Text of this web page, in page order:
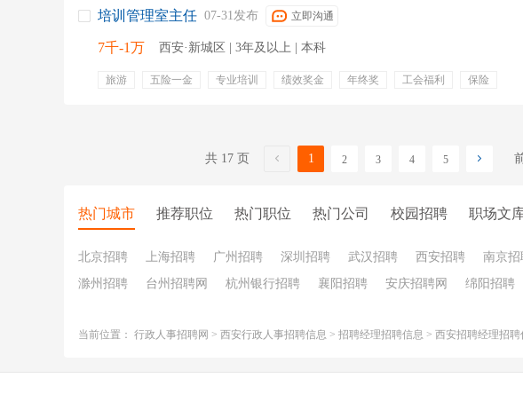
培训管理室主任 07-31发布 立即沟通
7千-1万 西安·新城区 | 3年及以上 | 本科
旅游 五险一金 专业培训 绩效奖金 年终奖 工会福利
保险
共 17 页 1 2 3 4 5
热门城市 推荐职位 热门职位 热门公司 校园招聘 职场文
北京招聘 上海招聘 广州招聘 深圳招聘 武汉招聘 西安招聘 南京招
滁州招聘
台州招聘网 杭州银行招聘 襄阳招聘 安庆招聘网 绵阳招聘
当前位置： 行政人事招聘网 > 西安行政人事招聘信息 > 招聘经理招聘信息 > 西安招聘经理招聘